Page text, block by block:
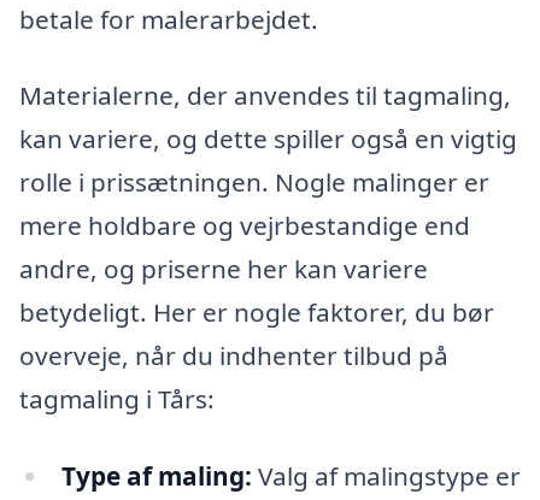
betale for malerarbejdet.
Materialerne, der anvendes til tagmaling,
kan variere, og dette spiller også en vigtig
rolle i prissætningen. Nogle malinger er
mere holdbare og vejrbestandige end
andre, og priserne her kan variere
betydeligt. Her er nogle faktorer, du bør
overveje, når du indhenter tilbud på
tagmaling i Tårs:
Type af maling: Valg af malingstype er